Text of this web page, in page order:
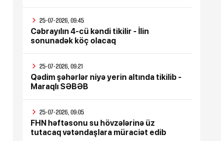
25-07-2026, 09:45
Cəbrayılın 4-cü kəndi tikilir - İlin
sonunadək köç olacaq
25-07-2026, 09:21
Qədim şəhərlər niyə yerin altında tikilib -
Maraqlı SƏBƏB
25-07-2026, 09:05
FHN həftəsonu su hövzələrinə üz
tutacaq vətəndaşlara müraciət edib